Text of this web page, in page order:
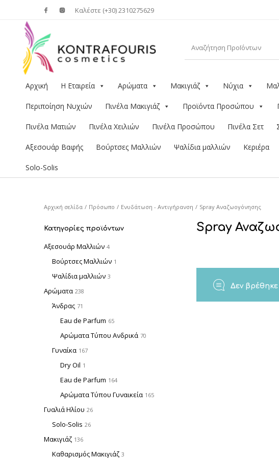
Καλέστε (+30) 2310275629
Αρχική Η Εταιρεία Αρώματα Μακιγιάζ Νύχια
Περιποίηση Νυχιών Πινέλα Μακιγιάζ Προϊόντα Προσώπου
Πινέλα Ματιών Πινέλα Χειλιών Πινέλα Προσώπου Πινέλα Σετ
Αξεσουάρ Βαφής Βούρτσες Μαλλιών Ψαλίδια μαλλιών Κεριέρα
Solo-Solis
Αρχική σελίδα / Πρόσωπο / Ενυδάτωση - Αντιγήρανση / Spray Αναζωογόνησης
Κατηγορίες προϊόντων
Αξεσουάρ Μαλλιών 4
Βούρτσες Μαλλιών 1
Ψαλίδια μαλλιών 3
Αρώματα 238
Άνδρας 71
Eau de Parfum 65
Αρώματα Τύπου Ανδρικά 70
Γυναίκα 167
Dry Oil 1
Eau de Parfum 164
Αρώματα Τύπου Γυναικεία 165
Γυαλιά Ηλίου 26
Solo-Solis 26
Μακιγιάζ 136
Καθαρισμός Μακιγιάζ 3
Spray
Δεν βρέθηκε